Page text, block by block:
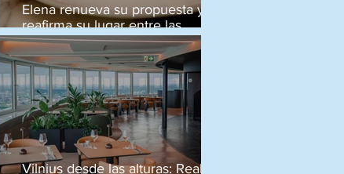
Elena renueva su propuesta y
reafirma su lugar entre las
grandes mesas de Buenos Aires
Vilnius desde las alturas: Reabre